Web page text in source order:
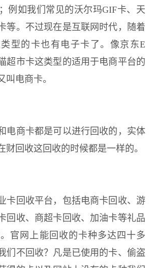
例如我们常见的沃尔玛GIF卡、天
等。不过现在是互联网时代，随着
型的卡也有电子卡了。像京东E
超市卡这类型的适用于电商平台的
叫电商卡。
商卡都是可以进行回收的，实体
财回收这回收的时候都是一样的。
回收平台，包括电商卡回收、游
回收、商超卡回收、加油卡等礼品
官网上能回收的卡种多达四十多
们不回收？凡是已使用的卡、偷盗